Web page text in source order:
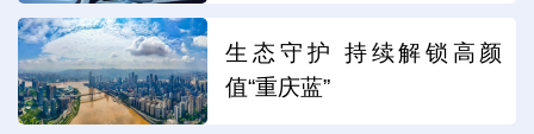
生态守护 持续解锁高颜
值“重庆蓝”